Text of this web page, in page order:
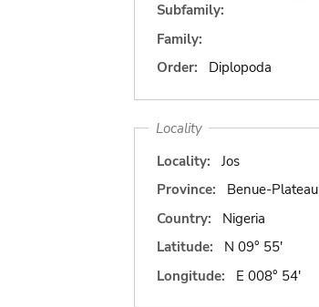
Subfamily:
Family:
Order:
Diplopoda
Locality
Locality:
Jos
Province:
Benue-Plateau
Country:
Nigeria
Latitude:
N 09° 55'
Longitude:
E 008° 54'